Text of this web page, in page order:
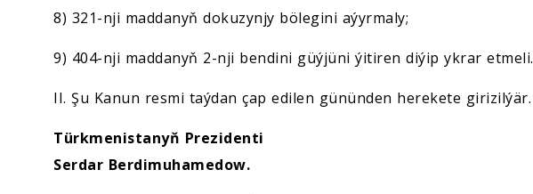
8) 321-nji maddanyň dokuzynjy bölegini aýyrmaly;
9) 404-nji maddanyň 2-nji bendini güýjüni ýitiren diýip ykrar etmeli.
II. Şu Kanun resmi taýdan çap edilen gününden herekete girizilýär.
Türkmenistanyň Prezidenti
Serdar Berdimuhamedow.